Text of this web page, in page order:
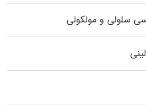
سلولی و مولکولی